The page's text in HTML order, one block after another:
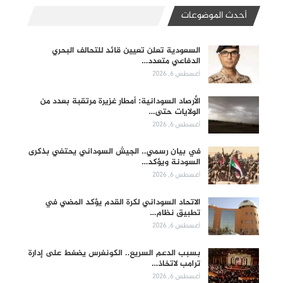
أحدث الموضوعات
السعودية تعلن تعيين قائد للتحالف البحري
الدفاعي متعدد…
أغسطس 6, 2026
الأرصاد السودانية: أمطار غزيرة مرتقبة بعدد من
الولايات حتى…
أغسطس 6, 2026
في بيان رسمي.. الجيش السوداني يحتفي بذكرى
السودنة ويؤكد…
أغسطس 6, 2026
الاتحاد السوداني لكرة القدم يؤكد المضي في
تطبيق نظام…
أغسطس 6, 2026
بسبب الدعم السريع.. الكونغرس يضغط على إدارة
ترامب لاتخاذ…
أغسطس 6, 2026